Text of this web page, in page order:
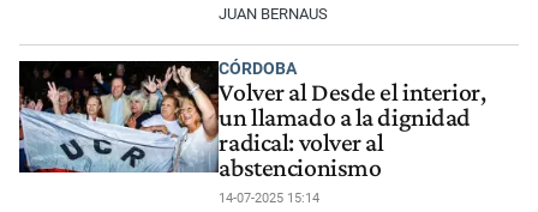
JUAN BERNAUS
CÓRDOBA
Volver al Desde el interior,
un llamado a la dignidad
radical: volver al
abstencionismo
14-07-2025 15:14